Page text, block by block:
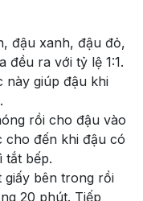
đậu xanh, đậu đỏ,
đều ra với tỷ lệ 1:1.
này giúp đậu khi
rồi cho đậu vào
cho đến khi đậu có
tắt bếp.
giấy bên trong rồi
20 phút. Tiếp